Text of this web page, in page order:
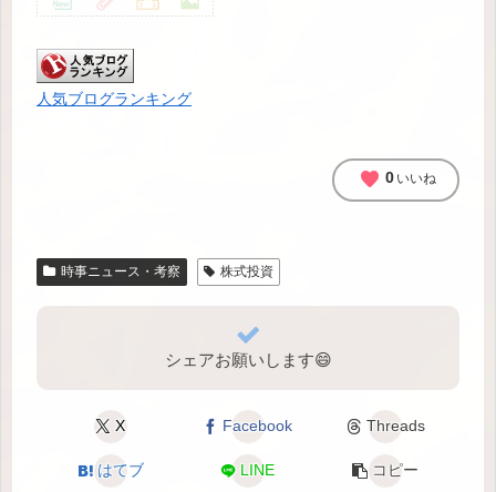
人気ブログランキング
favorite 0 いいね
時事ニュース・考察 株式投資
シェアお願いします😄
X Facebook Threads
はてブ LINE コピー